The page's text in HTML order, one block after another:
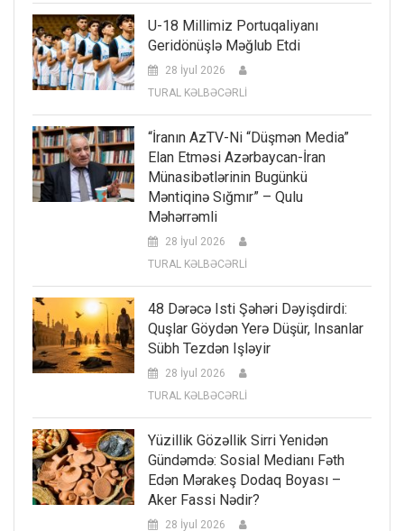
U-18 Millimiz Portuqaliyanı
Geridönüşlə Məğlub Etdi
28 İyul 2026
TURAL KƏLBƏCƏRLİ
“İranın AzTV-Ni “düşmən Media”
Elan Etməsi Azərbaycan-İran
Münasibətlərinin Bugünkü
Məntiqinə Sığmır” – Qulu
Məhərrəmli
28 İyul 2026
TURAL KƏLBƏCƏRLİ
48 Dərəcə Isti Şəhəri Dəyişdirdi:
Quşlar Göydən Yerə Düşür, Insanlar
Sübh Tezdən Işləyir
28 İyul 2026
TURAL KƏLBƏCƏRLİ
Yüzillik Gözəllik Sirri Yenidən
Gündəmdə: Sosial Medianı Fəth
Edən Mərakeş Dodaq Boyası –
Aker Fassi Nədir?
28 İyul 2026